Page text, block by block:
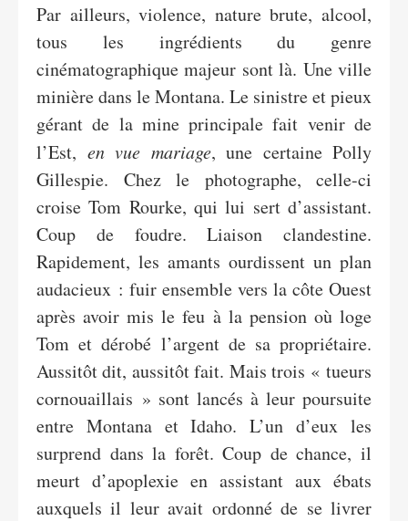
Par ailleurs, violence, nature brute, alcool,
tous les ingrédients du genre
cinématographique majeur sont là. Une ville
minière dans le Montana. Le sinistre et pieux
gérant de la mine principale fait venir de
l’Est, en vue mariage, une certaine Polly
Gillespie. Chez le photographe, celle-ci
croise Tom Rourke, qui lui sert d’assistant.
Coup de foudre. Liaison clandestine.
Rapidement, les amants ourdissent un plan
audacieux : fuir ensemble vers la côte Ouest
après avoir mis le feu à la pension où loge
Tom et dérobé l’argent de sa propriétaire.
Aussitôt dit, aussitôt fait. Mais trois « tueurs
cornouaillais » sont lancés à leur poursuite
entre Montana et Idaho. L’un d’eux les
surprend dans la forêt. Coup de chance, il
meurt d’apoplexie en assistant aux ébats
auxquels il leur avait ordonné de se livrer